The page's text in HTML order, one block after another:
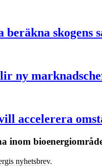
beräkna
ny
accelerera
inom
nyhetsbrev.